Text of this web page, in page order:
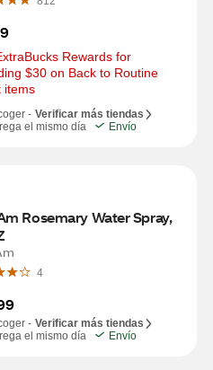
Rewards for
$30 on Back to Routine
items
- Verificar más tiendas
el mismo día
Envío
Rosemary Water Spray,
4
- Verificar más tiendas
el mismo día
Envío